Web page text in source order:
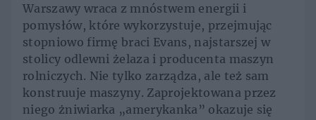
Warszawy wraca z mnóstwem energii i
pomysłów, które wykorzystuje, przejmując
stopniowo firmę braci Evans, najstarszej w
stolicy odlewni żelaza i producenta maszyn
rolniczych. Nie tylko zarządza, ale też sam
konstruuje maszyny. Zaprojektowana przez
niego żniwiarka „amerykanka” okazuje się